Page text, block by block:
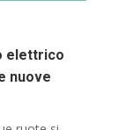
elettrico
nuove